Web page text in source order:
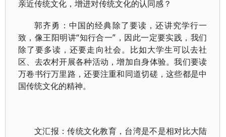
亲近传统文化，增进对传统文化的认同感？
郭齐勇：中国的经典除了要读，还讲究学行一
致，像王阳明讲“知行合一”，因此一定要实践，我们
除了要多读，还要走向社会。比如大学生可以去社
区、去农村开展各种活动，增加自身体验。我们要读
万卷书行万里路，还要注重和同道切磋，这些都是中
国传统文化的精神。
文汇报：传统文化教育，台湾是不是相对比大陆